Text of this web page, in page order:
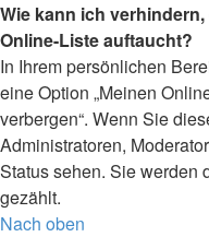
Wie kann ich
Online-Liste auftaucht?
In Ihrem persönlichen
eine Option „Meinen
verbergen“. Wenn Sie
Administratoren,
Status sehen. Sie werden
gezählt.
Nach oben